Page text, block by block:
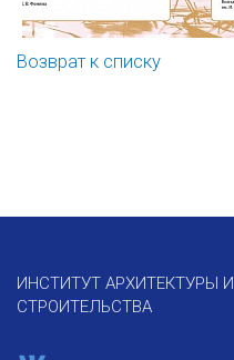
Возврат к списку
ИНСТИТУТ АРХИТЕКТУРЫ И
СТРОИТЕЛЬСТВА